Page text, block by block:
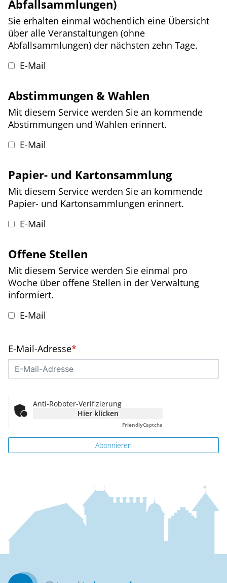
Abfallsammlungen)
Sie erhalten einmal wöchentlich eine Übersicht
über alle Veranstaltungen (ohne
Abfallsammlungen) der nächsten zehn Tage.
E-Mail
Abstimmungen & Wahlen
Mit diesem Service werden Sie an kommende
Abstimmungen und Wahlen erinnert.
E-Mail
Papier- und Kartonsammlung
Mit diesem Service werden Sie an kommende
Papier- und Kartonsammlungen erinnert.
E-Mail
Offene Stellen
Mit diesem Service werden Sie einmal pro
Woche über offene Stellen in der Verwaltung
informiert.
E-Mail
E-Mail-Adresse*
Anti-Roboter-Verifizierung
Hier klicken
FriendlyCaptcha
Abonnieren